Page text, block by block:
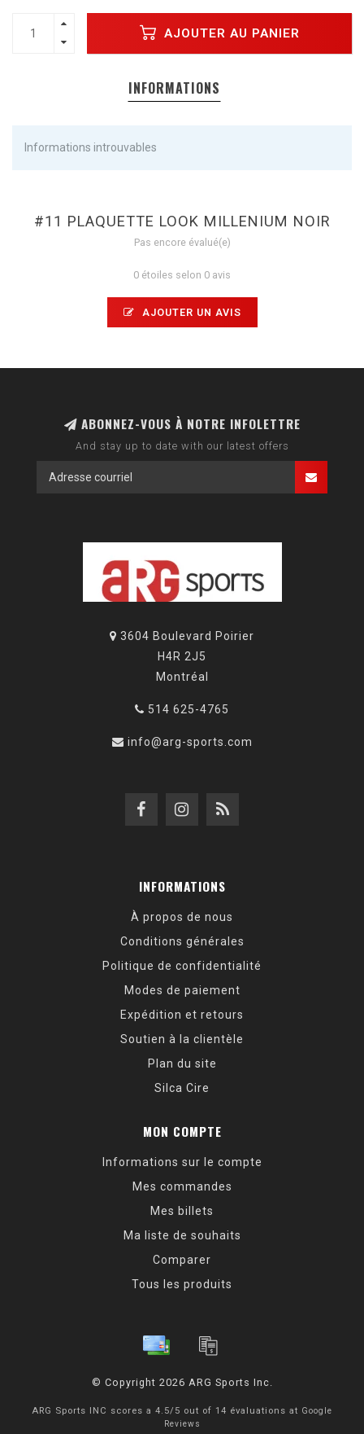
AJOUTER AU PANIER
INFORMATIONS
Informations introuvables
#11 PLAQUETTE LOOK MILLENIUM NOIR
Pas encore évalué(e)
0 étoiles selon 0 avis
AJOUTER UN AVIS
ABONNEZ-VOUS À NOTRE INFOLETTRE
And stay up to date with our latest offers
3604 Boulevard Poirier
H4R 2J5
Montréal
514 625-4765
info@arg-sports.com
INFORMATIONS
À propos de nous
Conditions générales
Politique de confidentialité
Modes de paiement
Expédition et retours
Soutien à la clientèle
Plan du site
Silca Cire
MON COMPTE
Informations sur le compte
Mes commandes
Mes billets
Ma liste de souhaits
Comparer
Tous les produits
© Copyright 2026 ARG Sports Inc.
ARG Sports INC scores a 4.5/ 5 out of 14 évaluations at Google
Reviews